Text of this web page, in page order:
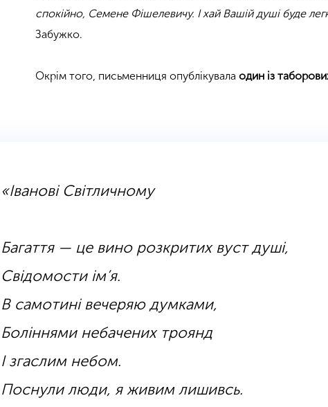
спокійно, Семене Фішелевичу. І хай Вашій душі буде
Забужко.
Окрім того, письменниця опублікувалаодин із
«Іванові Світличному
Багаття — це вино розкритих вуст душі,
Свідомости ім’я.
В самотині вечеряю думками,
Боліннями небачених троянд
І згаслим небом.
Поснули люди, я живим лишивсь.